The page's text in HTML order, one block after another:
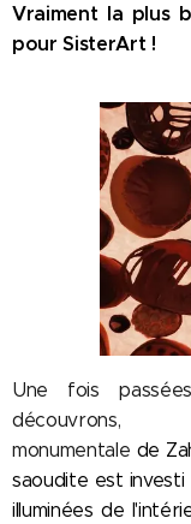
Vraiment la plus
pour SisterArt !
Une fois
monumentale de
saoudite est
illuminées de